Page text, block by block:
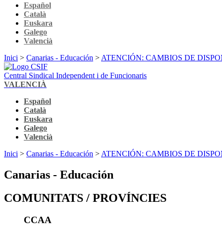
Español
Català
Euskara
Galego
Valencià
Inici > Canarias - Educación > ATENCIÓN: CAMBIOS DE
Central Sindical Independent i de Funcionaris
VALENCIÀ
Español
Català
Euskara
Galego
Valencià
Inici > Canarias - Educación > ATENCIÓN: CAMBIOS DE
Canarias - Educación
COMUNITATS / PROVÍNCIES
CCAA